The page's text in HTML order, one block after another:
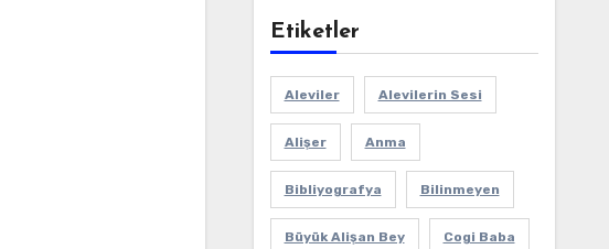
Etiketler
Aleviler Alevilerin Sesi
Alişer Anma
Bibliyografya Bilinmeyen
Büyük Alişan Bey Cogi Baba